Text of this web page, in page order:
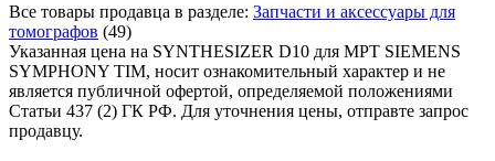
Все товары продавца в разделе: Запчасти и аксессуары для
томографов (49)
Указанная цена на SYNTHESIZER D10 для МРТ SIEMENS
SYMPHONY TIM, носит ознакомительный характер и не
является публичной офертой, определяемой положениями
Статьи 437 (2) ГК РФ. Для уточнения цены, отправте запрос
продавцу.